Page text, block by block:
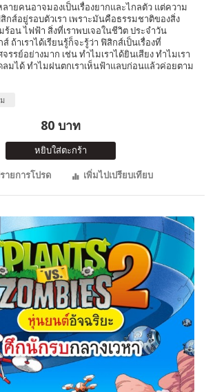
ลายคนอาจมองเป็นเรื่องยากและไกลตัว แต่ความ
กส์อยู่รอบตัวเรา เพราะมันคือธรรมชาติของสิ่ง
ร้อน ไฟฟ้า สิ่งที่เราพบเจอในชีวิต ประจำวัน
ถ้าเราได้เรียนรู้ก็จะรู้ว่า ฟิสิกส์เป็นเรื่องที่
รย์อย่างมาก เช่น ทำไมเราได้ยินเสียง ทำไมเรา
มได้ ทำไมฝนตกเราเห็นฟ้าแลบก่อนแล้วค่อยตาม
80 บาท
หยิบใส่ตะกร้า
ายการโปรด
เพิ่มไปเปรียบเทียบ